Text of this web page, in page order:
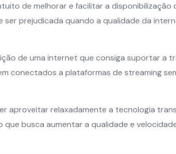
de melhorar e facilitar a disponibilização
prejudicada quando a qualidade da
de uma internet que consiga suportar a
conectados a plataformas de streaming
aproveitar relaxadamente a tecnologia
busca aumentar a qualidade e